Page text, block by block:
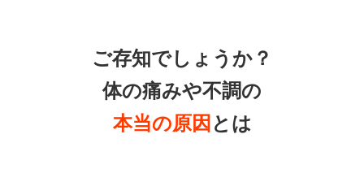
ご存知でしょうか？
体の痛みや不調の
本当の原因 とは